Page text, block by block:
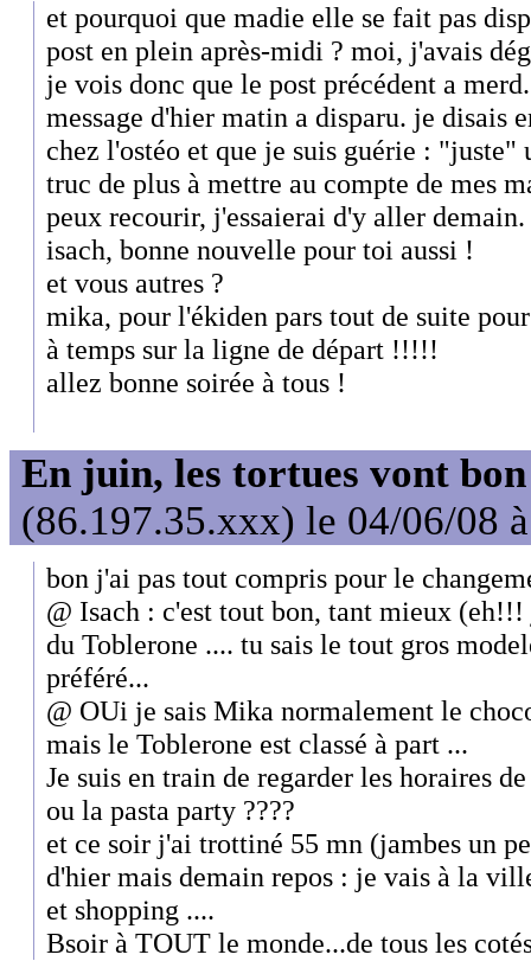
et pourquoi que madie elle se fait pas
post en plein après-midi ? moi, j'avais
je vois donc que le post précédent a
message d'hier matin a disparu. je disais
chez l'ostéo et que je suis guérie : "juste"
truc de plus à mettre au compte de mes
peux recourir, j'essaierai d'y aller demain.
isach, bonne nouvelle pour toi aussi !
et vous autres ?
mika, pour l'ékiden pars tout de suite
à temps sur la ligne de départ !!!!!
allez bonne soirée à tous !
En juin, les tortues vont
(86.197.35.xxx) le 04/06/08
bon j'ai pas tout compris pour le
@ Isach : c'est tout bon, tant mieux
du Toblerone .... tu sais le tout gros
préféré...
@ OUi je sais Mika normalement le
mais le Toblerone est classé à part ...
Je suis en train de regarder les horaires
ou la pasta party ????
et ce soir j'ai trottiné 55 mn (jambes un
d'hier mais demain repos : je vais à la
et shopping ....
Bsoir à TOUT le monde...de tous les